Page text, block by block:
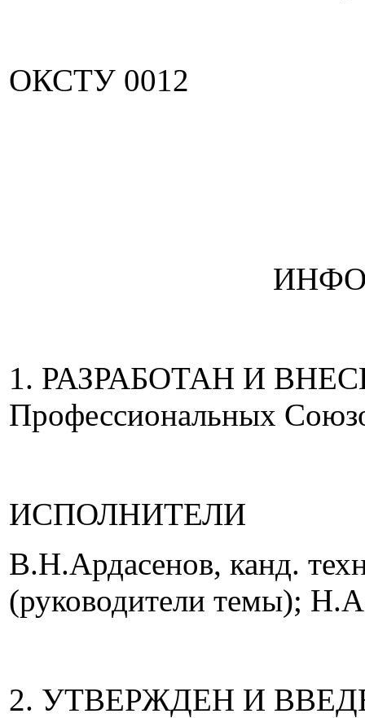
ОКСТУ 0012
1. РАЗРАБОТАН И
Профессиональных
ИСПОЛНИТЕЛИ
В.Н.Ардасенов, канд.
(руководители темы);
2. УТВЕРЖДЕН И